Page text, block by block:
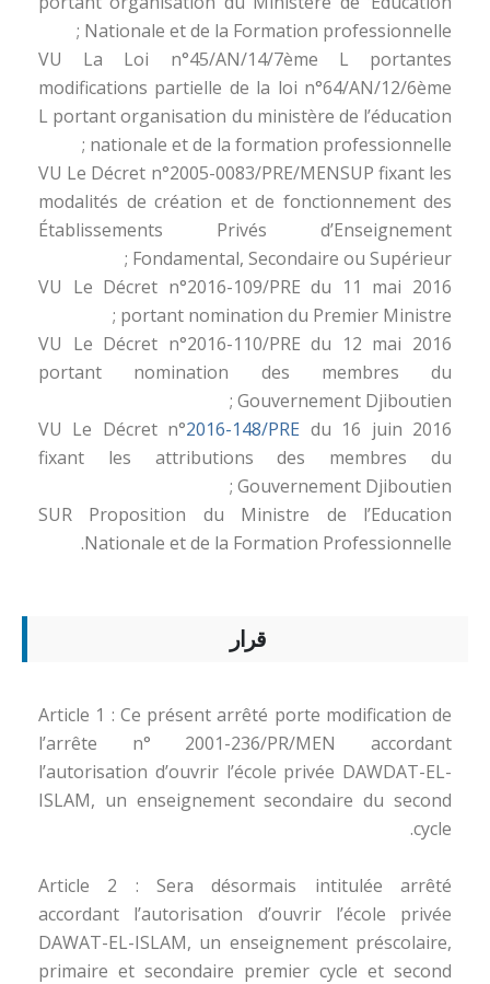
Nationale et de la Formation professionnelle ;
VU La Loi n°45/AN/14/7ème L portantes
modifications partielle de la loi n°64/AN/12/6ème
L portant organisation du ministère de l’éducation
nationale et de la formation professionnelle ;
VU Le Décret n°2005-0083/PRE/MENSUP fixant les
modalités de création et de fonctionnement des
Établissements Privés d’Enseignement
Fondamental, Secondaire ou Supérieur ;
VU Le Décret n°2016-109/PRE du 11 mai 2016
portant nomination du Premier Ministre ;
VU Le Décret n°2016-110/PRE du 12 mai 2016
portant nomination des membres du
Gouvernement Djiboutien ;
VU Le Décret n°2016-148/PRE du 16 juin 2016
fixant les attributions des membres du
Gouvernement Djiboutien ;
SUR Proposition du Ministre de l’Education
Nationale et de la Formation Professionnelle.
قرار
Article 1 : Ce présent arrêté porte modification de
l’arrête n° 2001-236/PR/MEN accordant
l’autorisation d’ouvrir l’école privée DAWDAT-EL-
ISLAM, un enseignement secondaire du second
cycle.
Article 2 : Sera désormais intitulée arrêté
accordant l’autorisation d’ouvrir l’école privée
DAWAT-EL-ISLAM, un enseignement préscolaire,
primaire et secondaire premier cycle et second